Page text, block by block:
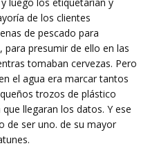
de los clientes
de pescado para
presumir de ello en las
tomaban cervezas. Pero
el agua era marcar tantos
trozos de plástico
llegaran los datos. Y ese
de ser uno. de su mayor